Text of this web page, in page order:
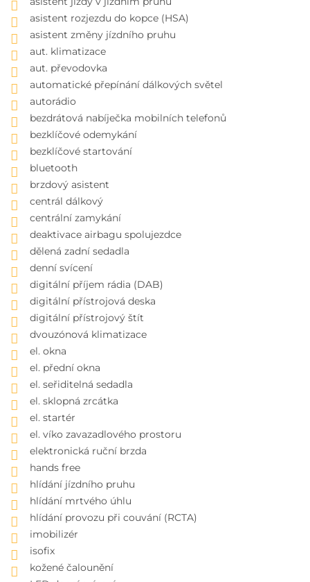
asistent rozjezdu do kopce (HSA)
asistent změny jízdního pruhu
aut. klimatizace
aut. převodovka
automatické přepínání dálkových světel
autorádio
bezdrátová nabíječka mobilních telefonů
bezklíčové odemykání
bezklíčové startování
bluetooth
brzdový asistent
centrál dálkový
centrální zamykání
deaktivace airbagu spolujezdce
dělená zadní sedadla
denní svícení
digitální příjem rádia (DAB)
digitální přístrojová deska
digitální přístrojový štít
dvouzónová klimatizace
el. okna
el. přední okna
el. seřiditelná sedadla
el. sklopná zrcátka
el. startér
el. víko zavazadlového prostoru
elektronická ruční brzda
hands free
hlídání jízdního pruhu
hlídání mrtvého úhlu
hlídání provozu při couvání (RCTA)
imobilizér
isofix
kožené čalounění